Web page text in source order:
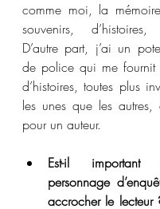
comme moi, la
souvenirs, d’histoires,
D’autre part, j’ai un
de police qui me fournit
d’histoires, toutes plus
les unes que les
pour un auteur.
Est-il important
personnage
accrocher le lecteur